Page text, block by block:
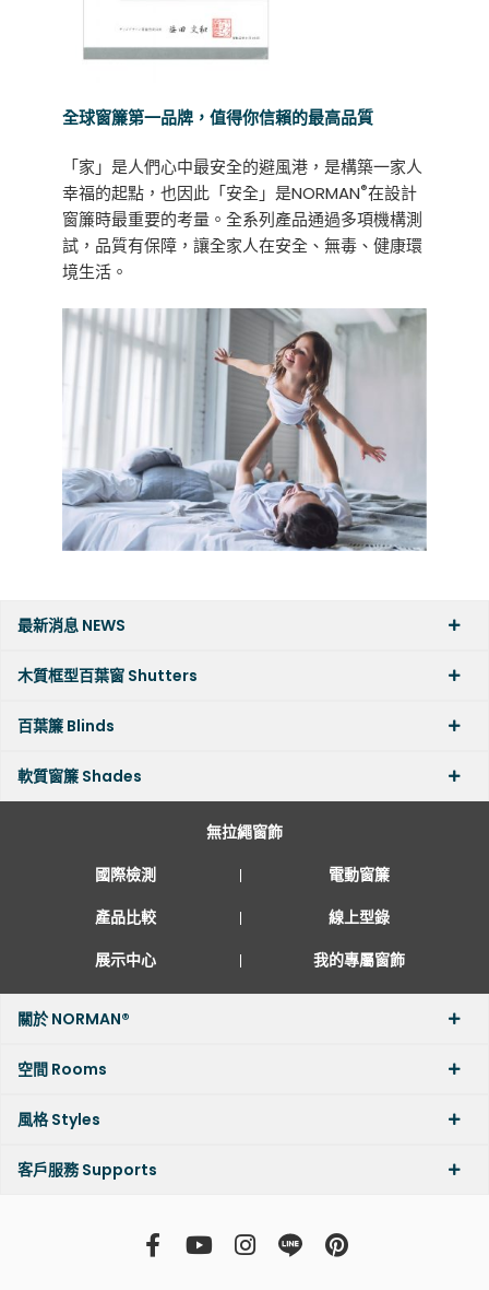
全球窗簾第一品牌，值得你信賴的最高品質
「家」是人們心中最安全的避風港，是構築一家人
幸福的起點，也因此「安全」是NORMAN®在設計
窗簾時最重要的考量。全系列產品通過多項機構測
試，品質有保障，讓全家人在安全、無毒、健康環
境生活。
最新消息 NEWS
木質框型百葉窗 Shutters
百葉簾 Blinds
軟質窗簾 Shades
無拉繩窗飾
國際檢測
電動窗簾
產品比較
線上型錄
展示中心
我的專屬窗飾
關於 NORMAN®
空間 Rooms
風格 Styles
客戶服務 Supports